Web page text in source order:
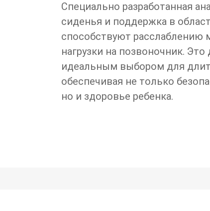
Специально разработанная
сиденья и поддержка в
способствуют
нагрузки на позвоночник. Это
идеальным выбором для
обеспечивая не только
но и здоровье ребенка.